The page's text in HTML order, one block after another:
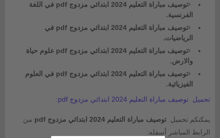
توصيف مباراة التعليم 2024 ابتدائي مزدوج pdf في اللغة
الفرنسية.
توصيف مباراة التعليم 2024 ابتدائي مزدوج pdf في
الرياضيات.
توصيف مباراة التعليم 2024 ابتدائي مزدوج pdf علوم حياة
والارض.
توصيف مباراة التعليم 2024 ابتدائي مزدوج pdf في العلوم
الفيزيائية.
تحميل توصيف مباراة التعليم 2024 ابتدائي مزدوج pdf:
يمكنكم تحميل توصيف مباراة التعليم 2024 ابتدائي مزدوج pdf
من
الرابط المباشر أسفله: